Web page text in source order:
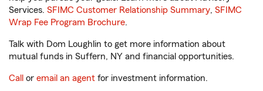
Services. SFIMC Customer Relationship Summary, SFIMC
Wrap Fee Program Brochure.
Talk with Dom Loughlin to get more information about
mutual funds in Suffern, NY and financial opportunities.
Call or email an agent for investment information.